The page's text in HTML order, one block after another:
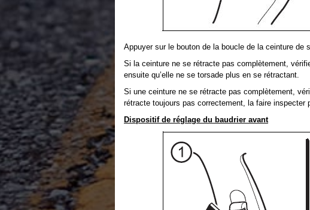
Appuyer sur le bouton de la boucle de la ceinture de
Si la ceinture ne se rétracte pas complètement,
ensuite qu’elle ne se torsade plus en se rétractant.
Si une ceinture ne se rétracte pas complètement,
rétracte toujours pas correctement, la faire inspecter
Dispositif de réglage du baudrier avant